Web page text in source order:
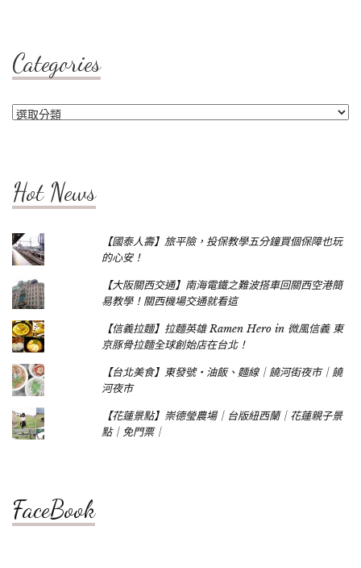
Categories
Categories
Hot News
【國泰人壽】旅平險，投保教學五分鐘買個保障也玩
的心安！
【大阪關西交通】南海電鐵之難波搭車回關西空港簡
易教學！關西機場交通就看這
【信義拉麵】拉麵英雄 Ramen Hero in 微風信義 東
京豚骨拉麵全球創始店在台北！
【台北美食】東發號‧油飯、麵線｜饒河街夜市｜饒
河夜市
【花蓮景點】崇德瑩農場｜台版紐西蘭｜花蓮親子景
點｜免門票｜
FaceBook